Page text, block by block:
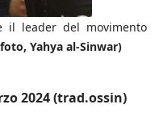
il leader del movimento
Yahya al-Sinwar)
2024 (trad.ossin)